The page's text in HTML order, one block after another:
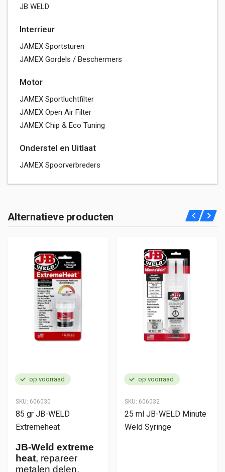
JB WELD
Interrieur
JAMEX Sportsturen
JAMEX Gordels / Beschermers
Motor
JAMEX Sportluchtfilter
JAMEX Open Air Filter
JAMEX Chip & Eco Tuning
Onderstel en Uitlaat
JAMEX Spoorverbreders
Alternatieve producten
op voorraad
SKU: 606030
85 gr JB-WELD
Extremeheat
JB-Weld extreme
heat, repareer
metalen delen.
op voorraad
SKU: 606032
25 ml JB-WELD Minute
Weld Syringe